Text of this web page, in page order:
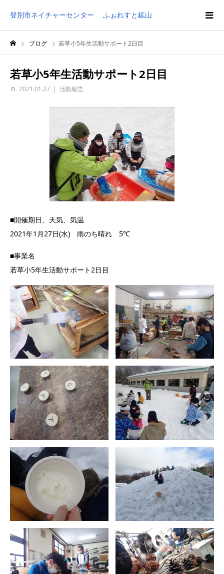
登別市ネイチャーセンター ふぉれすと鉱山
ブログ 若草小5年生活動サポート2日目
若草小5年生活動サポート2日目
2021.01.27 活動報告
■開催期日、天気、気温
2021年1月27日(水) 雨のち晴れ 5℃
■事業名
若草小5年生活動サポート2日目